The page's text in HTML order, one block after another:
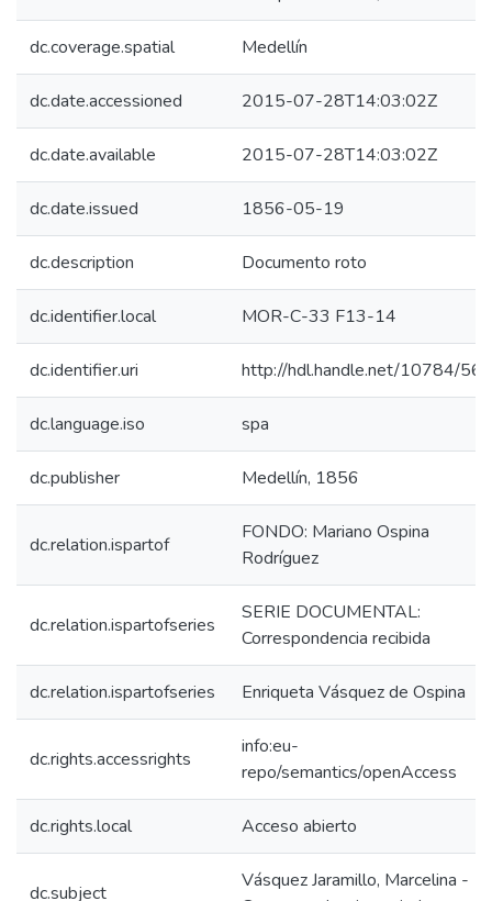
dc.coverage.spatial Medellín
dc.date.accessioned 2015-07-28T14:03:02Z
dc.date.available 2015-07-28T14:03:02Z
dc.date.issued 1856-05-19
dc.description Documento roto
dc.identifier.local MOR-C-33 F13-14
dc.identifier.uri http://hdl.handle.net/10784/
dc.language.iso spa
dc.publisher Medellín, 1856
dc.relation.ispartof
FONDO: Mariano Ospina
Rodríguez
dc.relation.ispartofseries
SERIE DOCUMENTAL:
Correspondencia recibida
dc.relation.ispartofseries Enriqueta Vásquez de Ospina
dc.rights.accessrights
info:eu-
repo/semantics/openAccess
dc.rights.local Acceso abierto
dc.subject
Vásquez Jaramillo, Marcelina -